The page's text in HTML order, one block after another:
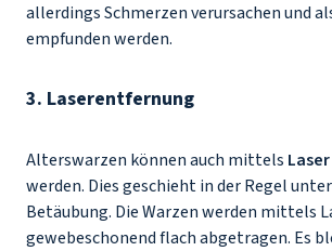
allerdings Schmerzen verursachen und
empfunden werden.
3. Laserentfernung
Alterswarzen können auch mittels Laser
werden. Dies geschieht in der Regel
Betäubung. Die Warzen werden mittels
gewebeschonend flach abgetragen. Es